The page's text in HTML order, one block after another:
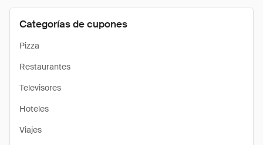
Categorías de cupones
Pizza
Restaurantes
Televisores
Hoteles
Viajes